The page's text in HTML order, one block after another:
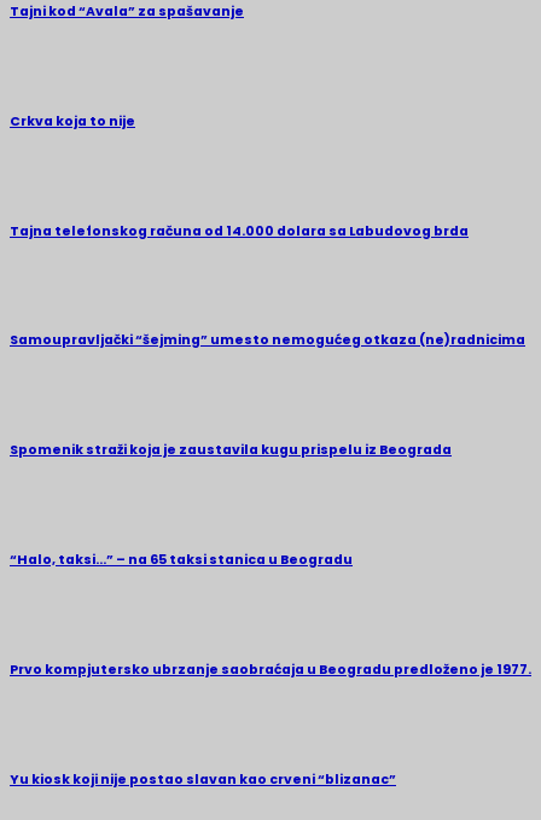
Tajni kod “Avala” za spašavanje
Crkva koja to nije
Tajna telefonskog računa od 14.000 dolara sa Labudovog brda
Samoupravljački “šejming” umesto nemogućeg otkaza (ne)radnicima
Spomenik straži koja je zaustavila kugu prispelu iz Beograda
“Halo, taksi…” – na 65 taksi stanica u Beogradu
Prvo kompjutersko ubrzanje saobraćaja u Beogradu predloženo je 1977.
Yu kiosk koji nije postao slavan kao crveni “blizanac”